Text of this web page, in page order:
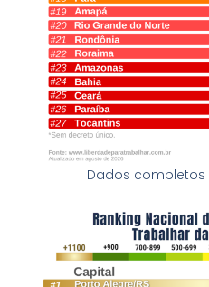
Dados completos